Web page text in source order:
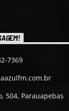
7369
504, Parauapebas